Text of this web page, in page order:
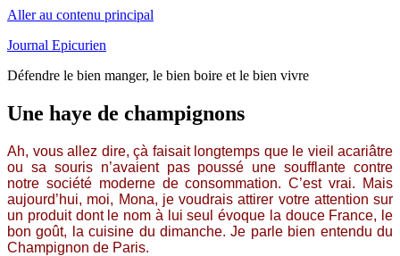
Aller au contenu principal
Journal Epicurien
Défendre le bien manger, le bien boire et le bien vivre
Une haye de champignons
Ah, vous allez dire, çà faisait longtemps que le vieil acariâtre
ou sa souris n’avaient pas poussé une soufflante contre
notre société moderne de consommation. C’est vrai. Mais
aujourd’hui, moi, Mona, je voudrais attirer votre attention sur
un produit dont le nom à lui seul évoque la douce France, le
bon goût, la cuisine du dimanche. Je parle bien entendu du
Champignon de Paris.